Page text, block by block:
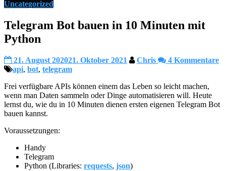
Uncategorized
Telegram Bot bauen in 10 Minuten mit
Python
21. August 202021. Oktober 2021 Chris
4 Kommentare
api, bot, telegram
Frei verfügbare APIs können einem das Leben so leicht machen,
wenn man Daten sammeln oder Dinge automatisieren will. Heute
lernst du, wie du in 10 Minuten dienen ersten eigenen Telegram Bot
bauen kannst.
Voraussetzungen:
Handy
Telegram
Python (Libraries: requests, json)